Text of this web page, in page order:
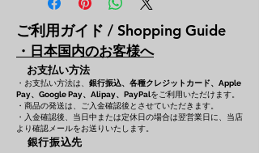
ご利用ガイド / Shopping Guide
・日本国内のお客様へ
お支払い方法
・お支払い方法は、 銀行振込、各種クレジットカード、 Apple
Pay、Google Pay、Alipay、PayPalをご利用いただけます。
・商品の発送は、ご入金確認後とさせていただきます。
・入金確認後、当日中または定休日の場合は翌営業日に、当店
より確認メールをお送りいたします。
銀行振込先